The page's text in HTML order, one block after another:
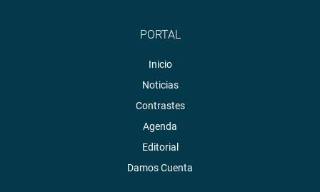
PORTAL
Inicio
Noticias
Contrastes
Agenda
Editorial
Damos Cuenta